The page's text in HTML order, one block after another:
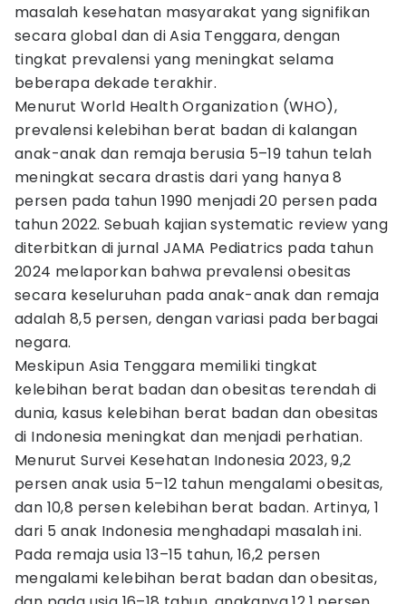
masalah kesehatan masyarakat yang signifikan
secara global dan di Asia Tenggara, dengan
tingkat prevalensi yang meningkat selama
beberapa dekade terakhir.​
Menurut World Health Organization (WHO),
prevalensi kelebihan berat badan di kalangan
anak-anak dan remaja berusia 5–19 tahun telah
meningkat secara drastis dari yang hanya 8
persen pada tahun 1990 menjadi 20 persen pada
tahun 2022. Sebuah kajian systematic review yang
diterbitkan di jurnal JAMA Pediatrics pada tahun
2024 melaporkan bahwa prevalensi obesitas
secara keseluruhan pada anak-anak dan remaja
adalah 8,5 persen, dengan variasi pada berbagai
negara. ​
Meskipun Asia Tenggara memiliki tingkat
kelebihan berat badan dan obesitas terendah di
dunia, kasus kelebihan berat badan dan obesitas
di Indonesia meningkat dan menjadi perhatian.
Menurut Survei Kesehatan Indonesia 2023, 9,2
persen anak usia 5–12 tahun mengalami obesitas,
dan 10,8 persen kelebihan berat badan. Artinya, 1
dari 5 anak Indonesia menghadapi masalah ini.
Pada remaja usia 13–15 tahun, 16,2 persen
mengalami kelebihan berat badan dan obesitas,